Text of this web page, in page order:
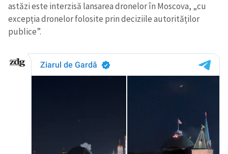
astăzi este interzisă lansarea dronelor în Moscova, „cu
excepția dronelor folosite prin deciziile autorităților
publice”.
Fotografie
+ Încarcă imagine
Mesajul știrei
+ Mesajul știrei